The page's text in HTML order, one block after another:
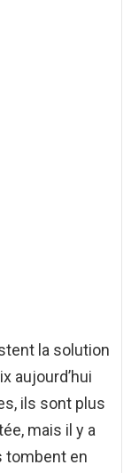
la solution
aujourd’hui
ils sont plus
mais il y a
tombent en